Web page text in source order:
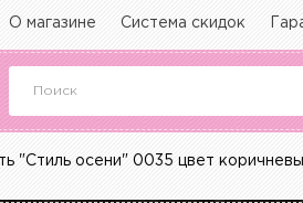
О магазине Система скидок
"Стиль осени" 0035 цвет